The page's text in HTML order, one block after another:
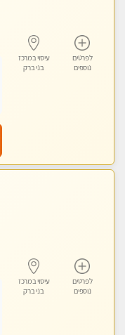
לפרטים
נוספים
עיסוי במרכז
בני ברק
לפרטים
נוספים
עיסוי במרכז
בני ברק